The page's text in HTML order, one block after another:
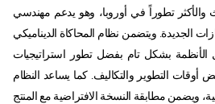
والأكثر تطوراً في أوروبا، وهو يدعم مهندسي
الجديدة. ويتضمن نظام المحاكاة الديناميكي
الأنظمة بشكل تام بفضل تطور استراتيجيات
أوقات التطوير والتكاليف. كما يساعد النظام
ويضمن مطابقة النسخة الافتراضية مع المنتج